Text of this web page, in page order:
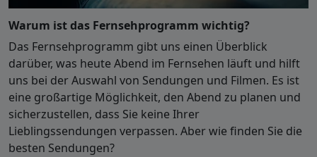
Warum ist das Fernsehprogramm wichtig?
Das Fernsehprogramm gibt uns einen Überblick
darüber, was heute Abend im Fernsehen läuft und hilft
uns bei der Auswahl von Sendungen und Filmen. Es ist
eine großartige Möglichkeit, den Abend zu planen und
sicherzustellen, dass Sie keine Ihrer
Lieblingssendungen verpassen. Aber wie finden Sie die
besten Sendungen?